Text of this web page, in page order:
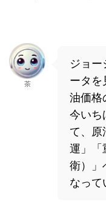
茶
ジョ
ータを
油価
今いち
て、原
運」「
衛）」
なって